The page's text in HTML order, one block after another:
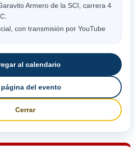
Armero de la SCI, carrera 4
con transmisión por YouTube
al calendario
página del evento
Cerrar